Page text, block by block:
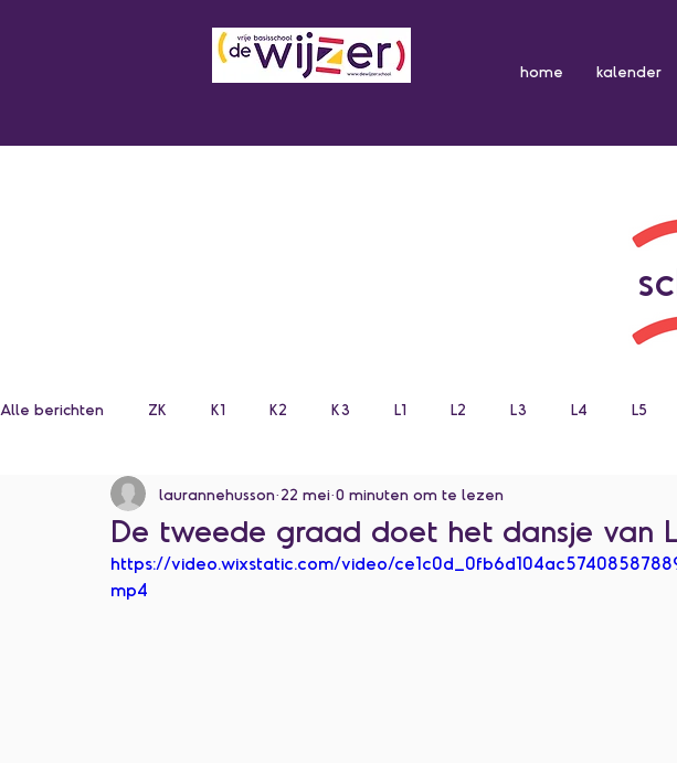
Alle berichten ZK K1 K2 K3 L1 L2 L3 L4 L5
Categorie zonder titel
De tweede graad doet het dansje van
laurannehusson 22 mei 0 minuten om te lezen
https://video.wixstatic.com/video/
mp4
home kalender